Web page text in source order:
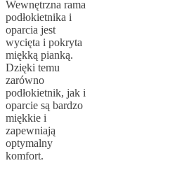
Usługa
Projektowania
WnętrzZamów
bezpłatne
próbnikiZnajdź
salon
BoConceptO
BoConceptWartości
firmyHistoria
prasoweRzemiosło
i
jakośćPoznaj
Wewnętrzna rama
podłokietnika i
oparcia jest
wycięta i pokryta
miękką pianką.
Dzięki temu
zarówno
podłokietnik, jak i
oparcie są bardzo
miękkie i
zapewniają
optymalny
komfort.